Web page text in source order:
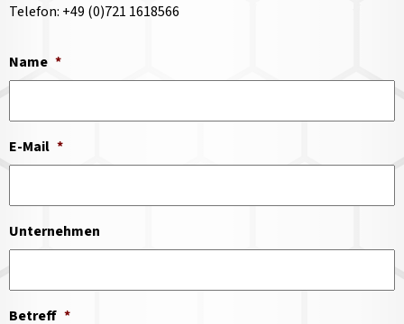
Telefon: +49 (0)721 1618566
Name *
E-Mail *
Unternehmen
Betreff *